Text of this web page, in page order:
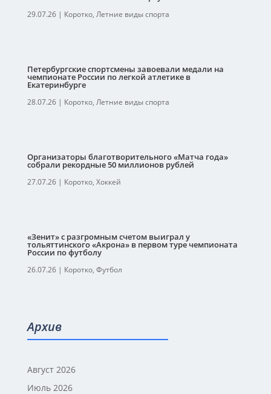
29.07.26| Коротко, Летние виды спорта
Петербургские спортсмены завоевали медали на
чемпионате России по легкой атлетике в
Екатеринбурге
28.07.26| Коротко, Летние виды спорта
Организаторы благотворительного «Матча года»
собрали рекордные 50 миллионов рублей
27.07.26| Коротко, Хоккей
«Зенит» с разгромным счетом выиграл у
тольяттинского «Акрона» в первом туре чемпионата
России по футболу
26.07.26| Коротко, Футбол
Архив
Август 2026
Июль 2026